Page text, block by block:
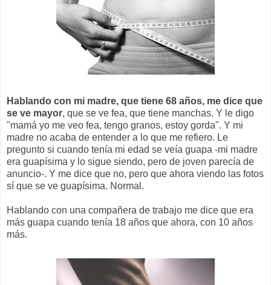
Hablando con mi madre, que tiene 68 años, me dice que
se ve mayor, que se ve fea, que tiene manchas. Y le digo
"mamá yo me veo fea, tengo granos, estoy gorda". Y mi
madre no acaba de entender a lo que me refiero. Le
pregunto si cuando tenía mi edad se veía guapa -mi madre
era guapísima y lo sigue siendo, pero de joven parecía de
anuncio-. Y me dice que no, pero que ahora viendo las fotos
sí que se ve guapísima. Normal.
Hablando con una compañera de trabajo me dice que era
más guapa cuando tenía 18 años que ahora, con 10 años
más.